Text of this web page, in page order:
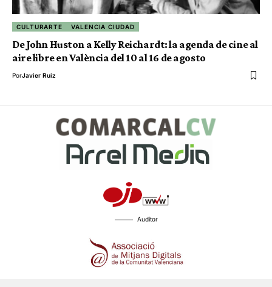
CULTURARTE VALENCIA CIUDAD
De John Huston a Kelly Reichardt: la agenda de cine al
aire libre en València del 10 al 16 de agosto
PorJavier Ruiz
Auditor